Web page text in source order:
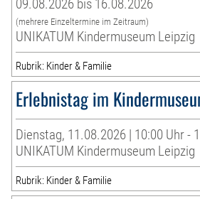
09.08.2026 bis 16.08.2026
(mehrere Einzeltermine im Zeitraum)
UNIKATUM Kindermuseum Leipzig
Rubrik: Kinder & Familie
Erlebnistag im
Dienstag, 11.08.2026 | 10:00 Uhr -
UNIKATUM Kindermuseum Leipzig
Rubrik: Kinder & Familie